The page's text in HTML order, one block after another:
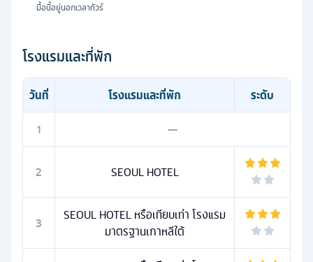
มื้อนี้อยู่นอกเวลาทัวร์
โรงแรมและที่พัก
วันที่ โรงแรมและที่พัก
ระดับ
1
—
2 SEOUL HOTEL
3
SEOUL HOTEL หรือเทียบเท่า โรงแรม
มาตรฐานเกาหลีใต้